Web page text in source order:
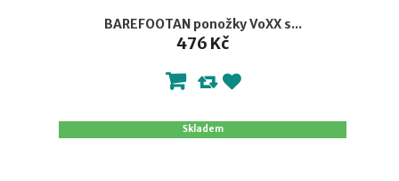
BAREFOOTAN ponožky VoXX s...
476 Kč
Skladem